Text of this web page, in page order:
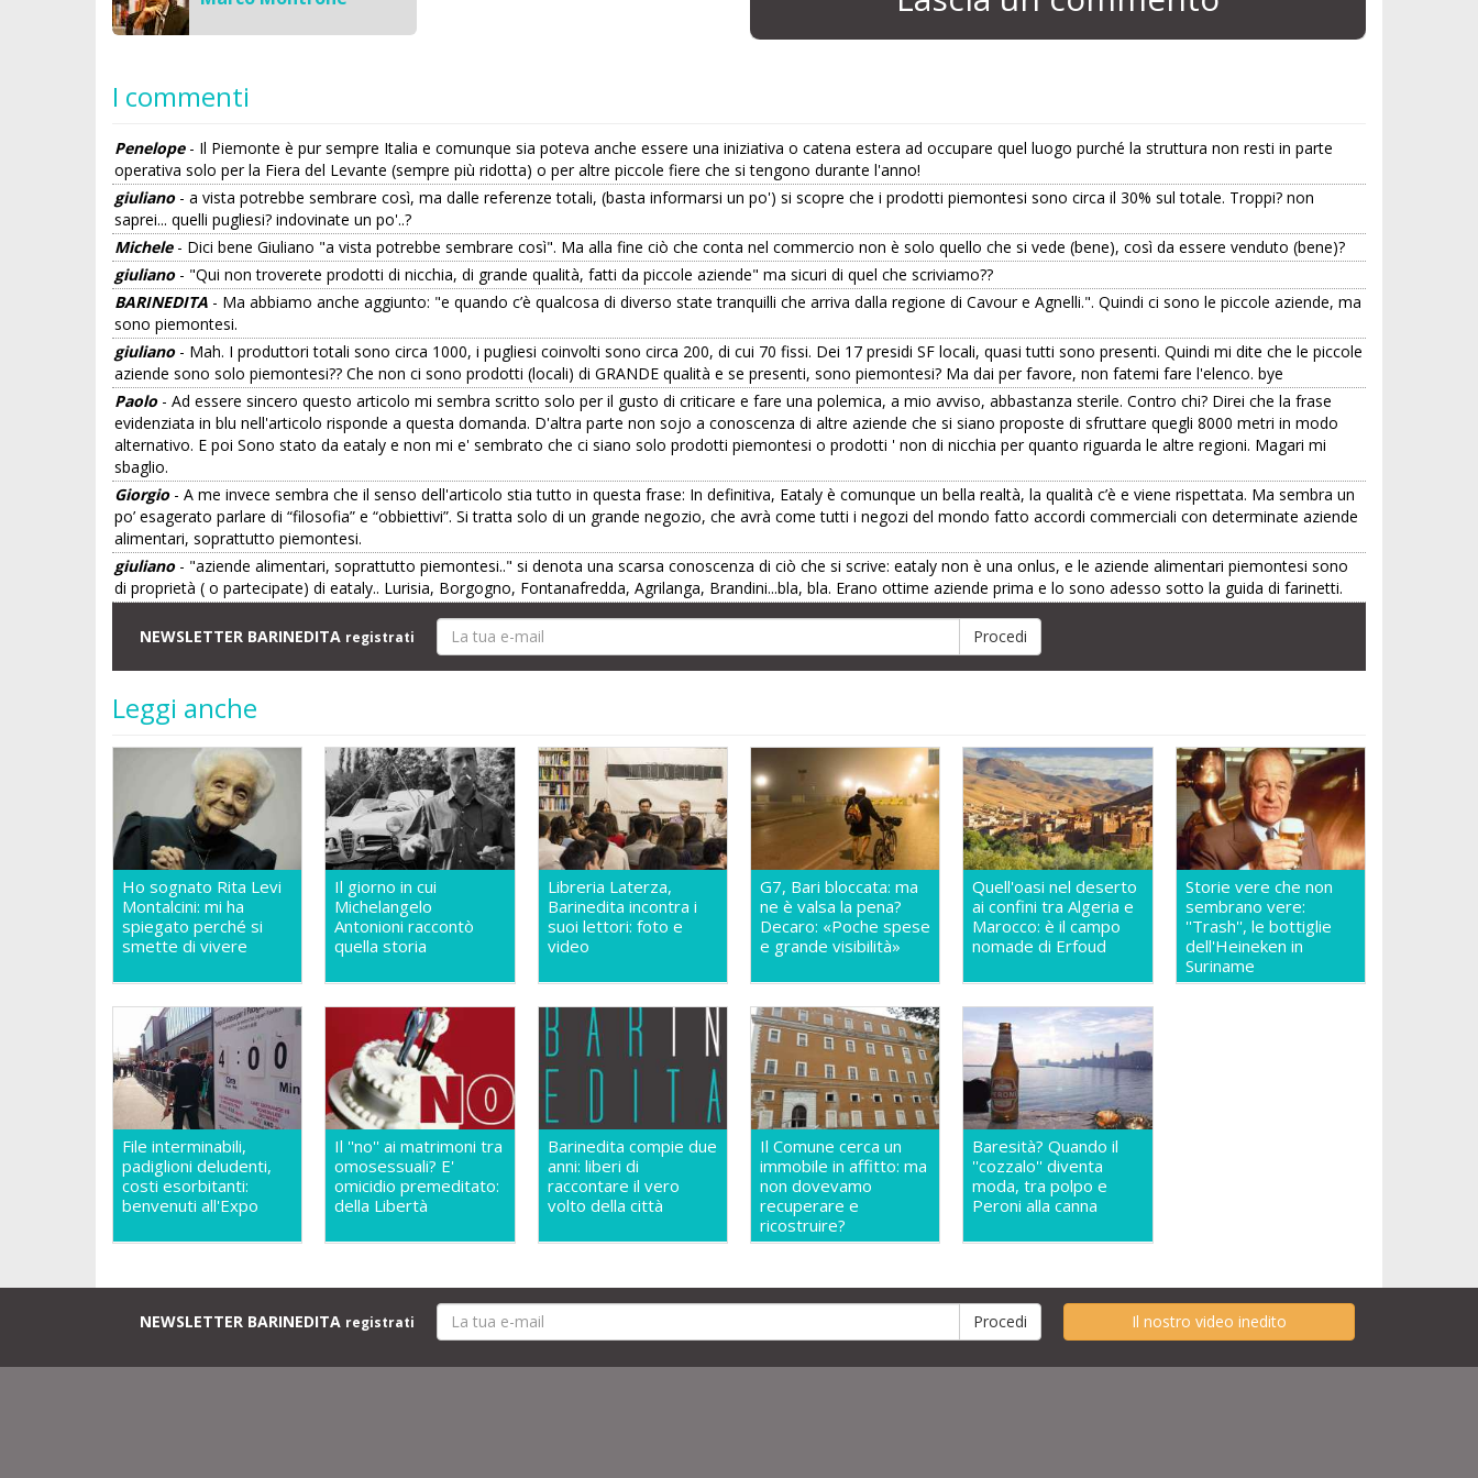
I commenti
Penelope- Il Piemonte è pur sempre Italia e comunque sia poteva anche essere una iniziativa o catena estera ad occupare quel luogo purché la struttura non resti in parte
operativa solo per la Fiera del Levante (sempre più ridotta) o per altre piccole fiere che si tengono durante l'anno!
giuliano- a vista potrebbe sembrare così, ma dalle referenze totali, (basta informarsi un po') si scopre che i prodotti piemontesi sono circa il 30% sul totale. Troppi? non
saprei... quelli pugliesi? indovinate un po'..?
Michele- Dici bene Giuliano "a vista potrebbe sembrare così". Ma alla fine ciò che conta nel commercio non è solo quello che si vede (bene), così da essere venduto (bene)?
giuliano- "Qui non troverete prodotti di nicchia, di grande qualità, fatti da piccole aziende" ma sicuri di quel che scriviamo??
BARINEDITA - Ma abbiamo anche aggiunto: "e quando c’è qualcosa di diverso state tranquilli che arriva dalla regione di Cavour e Agnelli.". Quindi ci sono le piccole aziende, ma
sono piemontesi.
giuliano- Mah. I produttori totali sono circa 1000, i pugliesi coinvolti sono circa 200, di cui 70 fissi. Dei 17 presidi SF locali, quasi tutti sono presenti. Quindi mi dite che le piccole
aziende sono solo piemontesi?? Che non ci sono prodotti (locali) di GRANDE qualità e se presenti, sono piemontesi? Ma dai per favore, non fatemi fare l'elenco. bye
Paolo- Ad essere sincero questo articolo mi sembra scritto solo per il gusto di criticare e fare una polemica, a mio avviso, abbastanza sterile. Contro chi? Direi che la frase
evidenziata in blu nell'articolo risponde a questa domanda. D'altra parte non sojo a conoscenza di altre aziende che si siano proposte di sfruttare quegli 8000 metri in modo
alternativo. E poi Sono stato da eataly e non mi e' sembrato che ci siano solo prodotti piemontesi o prodotti ' non di nicchia per quanto riguarda le altre regioni. Magari mi
sbaglio.
Giorgio- A me invece sembra che il senso dell'articolo stia tutto in questa frase: In definitiva, Eataly è comunque un bella realtà, la qualità c’è e viene rispettata. Ma sembra un
po’ esagerato parlare di “filosofia” e “obbiettivi”. Si tratta solo di un grande negozio, che avrà come tutti i negozi del mondo fatto accordi commerciali con determinate aziende
alimentari, soprattutto piemontesi.
giuliano- "aziende alimentari, soprattutto piemontesi.." si denota una scarsa conoscenza di ciò che si scrive: eataly non è una onlus, e le aziende alimentari piemontesi sono
di proprietà ( o partecipate) di eataly.. Lurisia, Borgogno, Fontanafredda, Agrilanga, Brandini...bla, bla. Erano ottime aziende prima e lo sono adesso sotto la guida di farinetti.
NEWSLETTER BARINEDITA registrati
Leggi anche
Ho sognato Rita Levi
Montalcini: mi ha
spiegato perché si
smette di vivere
Il giorno in cui
Michelangelo
Antonioni raccontò
quella storia
Libreria Laterza,
Barinedita incontra i
suoi lettori: foto e
video
G7, Bari bloccata: ma
ne è valsa la pena?
Decaro: «Poche spese
e grande visibilità»
Quell'oasi nel deserto
ai confini tra Algeria e
Marocco: è il campo
nomade di Erfoud
Storie vere che non
sembrano vere:
''Trash'', le bottiglie
dell'Heineken in
Suriname
File interminabili,
padiglioni deludenti,
costi esorbitanti:
benvenuti all'Expo
Il ''no'' ai matrimoni tra
omosessuali? E'
omicidio premeditato:
della Libertà
Barinedita compie due
anni: liberi di
raccontare il vero
volto della città
Il Comune cerca un
immobile in affitto: ma
non dovevamo
recuperare e
ricostruire?
Baresità? Quando il
''cozzalo'' diventa
moda, tra polpo e
Peroni alla canna
NEWSLETTER BARINEDITA registrati Il nostro video inedito